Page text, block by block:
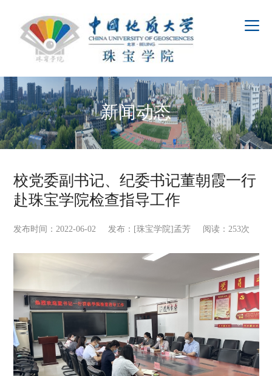
新闻动态
校党委副书记、纪委书记董朝霞一行
赴珠宝学院检查指导工作
发布时间：2022-06-02 发布：[珠宝学院]孟芳 阅读： 253次